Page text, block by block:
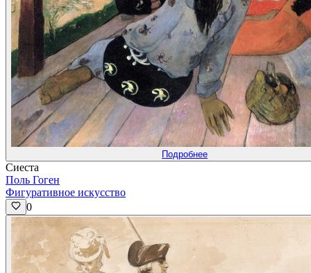
Подробнее
Сиеста
Поль Гоген
Фигуративное искусство
0